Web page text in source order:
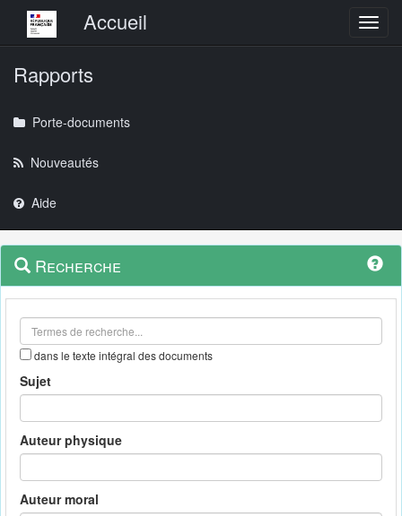
Menu principalAccueil
Rapports
Porte-documents
Nouveautés
Aide
Navigation
outils
Menu
contextuel
Recherche
dans le texte intégral des documents
Sujet
Auteur physique
Auteur moral